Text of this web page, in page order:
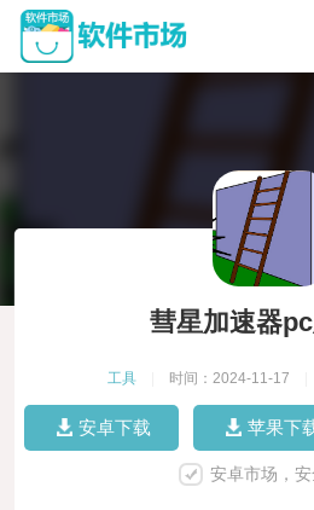
彗星加速器
工具 时间：2024-11-17
安卓下载 苹果下
安卓市场，